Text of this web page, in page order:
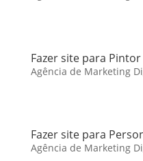
Fazer site para
Agência de Marketing
Fazer site para
Agência de Marketing